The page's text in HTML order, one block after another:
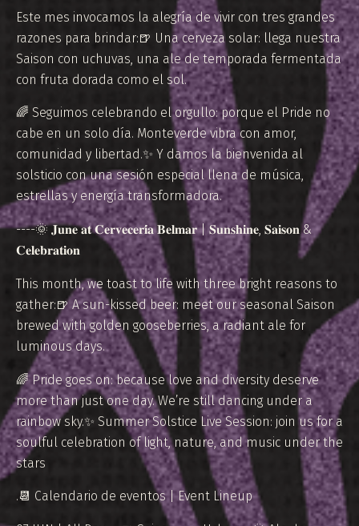
Este mes invocamos la alegría de vivir con tres grandes
razones para brindar:🍺 Una cerveza solar: llega nuestra
Saison con uchuvas, una ale de temporada fermentada
con fruta dorada como el sol.
🌈 Seguimos celebrando el orgullo: porque el Pride no
cabe en un solo día. Monteverde vibra con amor,
comunidad y libertad.✨ Y damos la bienvenida al
solsticio con una sesión especial llena de música,
estrellas y energía transformadora.
----🌞 𝐉𝐮𝐧𝐞 𝐚𝐭 𝐂𝐞𝐫𝐯𝐞𝐜𝐞𝐫𝐢́𝐚 𝐁𝐞𝐥𝐦𝐚𝐫 | 𝐒𝐮𝐧𝐬𝐡𝐢𝐧𝐞, 𝐒𝐚𝐢𝐬𝐨𝐧 &
𝐂𝐞𝐥𝐞𝐛𝐫𝐚𝐭𝐢𝐨𝐧
This month, we toast to life with three bright reasons to
gather:🍺 A sun-kissed beer: meet our seasonal Saison
brewed with golden gooseberries, a radiant ale for
luminous days.
🌈 Pride goes on: because love and diversity deserve
more than just one day. We’re still dancing under a
rainbow sky.✨ Summer Solstice Live Session: join us for a
soulful celebration of light, nature, and music under the
stars
.📆 Calendario de eventos | Event Lineup